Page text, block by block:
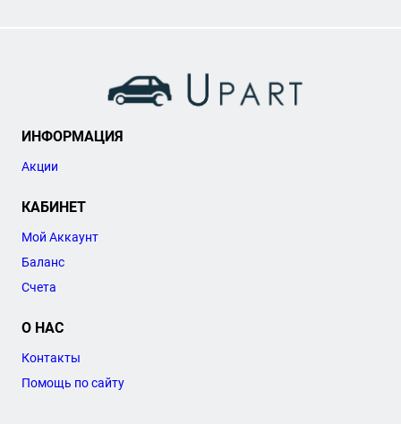
ИНФОРМАЦИЯ
Акции
КАБИНЕТ
Мой Аккаунт
Баланс
Счета
О НАС
Контакты
Помощь по сайту